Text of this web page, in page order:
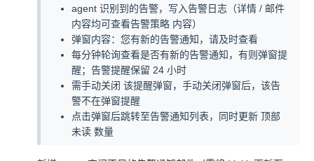
agent 识别到的告警，写入告警日志（详情 / 邮件
内容均可查看告警策略 内容）
弹窗内容：您有新的告警通知，请及时查看
每分钟轮询查看是否有新的告警通知，有则弹窗提
醒；告警提醒保留 24 小时
需手动关闭 该提醒弹窗，手动关闭弹窗后，该告
警不在弹窗提醒
点击弹窗后跳转至告警通知列表，同时更新 顶部
未读 数量